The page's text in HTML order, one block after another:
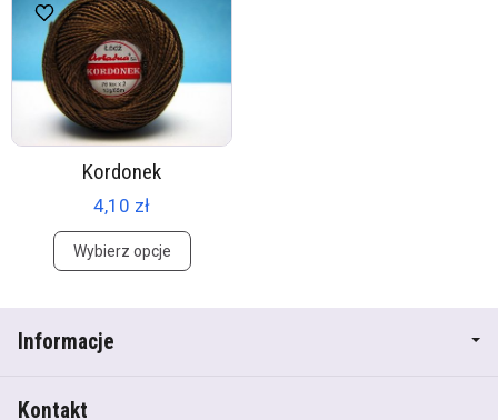
Kordonek
4,10 zł
Wybierz opcje
Informacje
Kontakt